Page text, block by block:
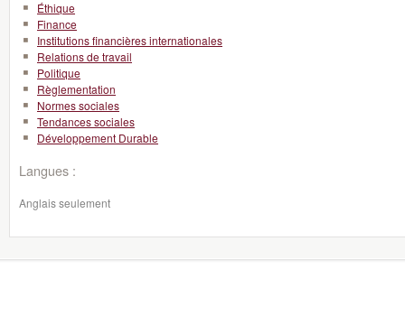
Éthique
Finance
Institutions financières internationales
Relations de travail
Politique
Règlementation
Normes sociales
Tendances sociales
Développement Durable
Langues :
Anglais seulement